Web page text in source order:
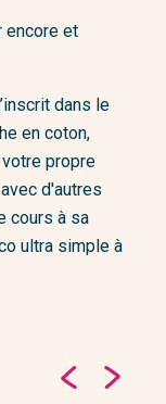
encore et
dans le
en coton,
propre
d'autres
cours à sa
ultra simple à